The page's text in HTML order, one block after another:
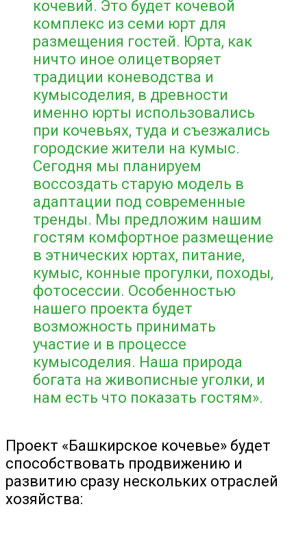
кочевий. Это будет кочевой
комплекс из семи юрт для
размещения гостей. Юрта, как
ничто иное олицетворяет
традиции коневодства и
кумысоделия, в древности
именно юрты использовались
при кочевьях, туда и съезжались
городские жители на кумыс.
Сегодня мы планируем
воссоздать старую модель в
адаптации под современные
тренды. Мы предложим нашим
гостям комфортное размещение
в этнических юртах, питание,
кумыс, конные прогулки, походы,
фотосессии. Особенностью
нашего проекта будет
возможность принимать
участие и в процессе
кумысоделия. Наша природа
богата на живописные уголки, и
нам есть что показать гостям».
Проект «Башкирское кочевье» будет
способствовать продвижению и
развитию сразу нескольких отраслей
хозяйства: